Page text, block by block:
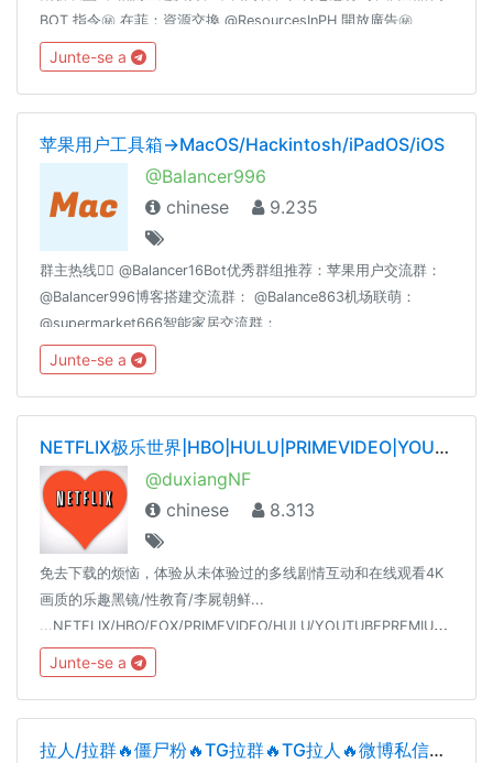
BOT 指令㊙️ 在菲：資源交換 @ResourcesInPH 開放廣告㊙️
Telegram 繁體中文化 👉 t.me/setlanguage/taiwan同場推薦：★
在菲：群組指引 @GuideInPH★ 在菲：生活頻道 @LifestyleInPH
Junte-se a
苹果用户工具箱→MacOS/Hackintosh/iPadOS/iOS
@Balancer996
chinese
9.235
群主热线👉🏻 @Balancer16Bot优秀群组推荐：苹果用户交流群：
@Balancer996博客搭建交流群： @Balance863机场联萌：
@supermarket666智能家居交流群：
@homeassiant666MacOS/Hackintosh： @justice996Nas交流
群： @Nas699谷歌云|微软云|阿里云|亚马逊云|各种云☁️交流
群： @Server699分享沉淀： @theguideoftelegram
Junte-se a
NETFLIX极乐世界|HBO|HULU|PRIMEVIDEO|YOUTUBE|SPOTIFY|TIDAL|QOBUZ——唯一官网dxnf.xyz
@duxiangNF
chinese
8.313
免去下载的烦恼，体验从未体验过的多线剧情互动和在线观看4K
画质的乐趣黑镜/性教育/李屍朝鲜...
...NETFLIX/HBO/FOX/PRIMEVIDEO/HULU/YOUTUBEPREMIUM/SPOTIFY/18+
Junte-se a
拉人/拉群🔥僵尸粉🔥TG拉群🔥TG拉人🔥微博私信协议🔥拉群🔥群拉人微博账号热门🔥电报纸飞机拉人，指定群拉人🔥